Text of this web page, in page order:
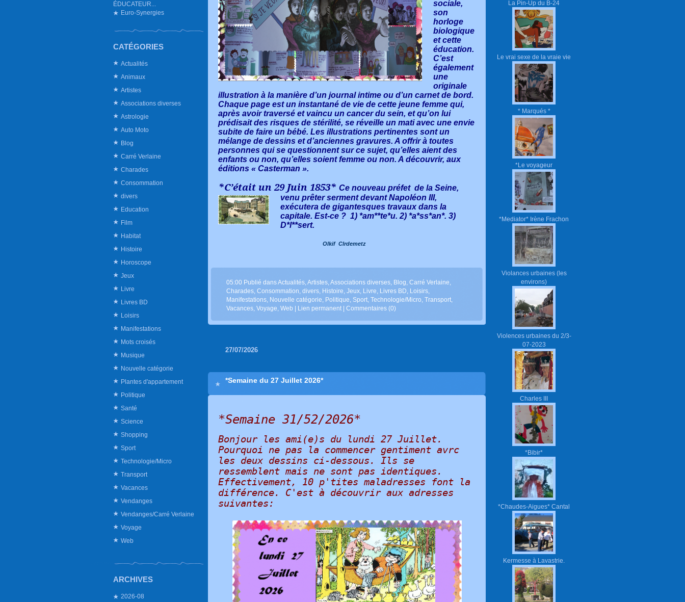
ÉDUCATEUR...
Euro-Synergies
CATÉGORIES
Actualités
Animaux
Artistes
Associations diverses
Astrologie
Auto Moto
Blog
Carré Verlaine
Charades
Consommation
divers
Education
Film
Habitat
Histoire
Horoscope
Jeux
Livre
Livres BD
Loisirs
Manifestations
Mots croisés
Musique
Nouvelle catégorie
Plantes d'appartement
Politique
Santé
Science
Shopping
Sport
Technologie/Micro
Transport
Vacances
Vendanges
Vendanges/Carré Verlaine
Voyage
Web
ARCHIVES
2026-08
La Pin-Up du B-24
Le vrai sexe de la vraie vie
* Marqués *
*Le voyageur
*Mediator* Irène Frachon
Violances urbaines (les
environs)
Violences urbaines du 2/3-
07-2023
Charles III
*Bibir*
*Chaudes-Aigues* Cantal
Kermesse à Lavastrie.
sociale,
son
horloge
biologique
et cette
éducation.
C’est
également
une
originale
illustration à la manière d’un journal intime ou d’un carnet de bord.
Chaque page est un instantané de vie de cette jeune femme qui,
après avoir traversé et vaincu un cancer du sein, et qu’on lui
prédisait des risques de stérilité, se réveille un mati avec une envie
subite de faire un bébé. Les illustrations pertinentes sont un
mélange de dessins et d’anciennes gravures. A offrir à toutes
personnes qui se questionnent sur ce sujet, qu’elles aient des
enfants ou non, qu’elles soient femme ou non. A découvrir, aux
éditions « Casterman ».
*C’était un 29 Juin 1853* Ce nouveau préfet de la Seine,
venu prêter sermentdevant Napoléon III,
exécutera de gigantesques travaux dans la
capitale. Est-ce ? 1) *am**te*u. 2) *a*ss*an*. 3)
D*l**sert.
Olkif Clrdemetz
05:00 Publié dansActualités Artistes Associations diverses Blog Carré Verlaine
Charades Consommation divers Histoire Jeux Livre Livres BD Loisirs
Manifestations
Nouvelle catégorie Politique Sport Technologie/Micro Transport
Vacances Voyage Web Lien permanent Commentaires (0)
27/07/2026
*Semaine du 27 Juillet 2026*
*Semaine 31/52/2026*
Bonjour les ami(e)s du lundi 27 Juillet.
Pourquoi ne pas la commencer gentiment avrc
les deux dessins ci-dessous. Ils se
ressemblent mais ne sont pas identiques.
Effectivement, 10 p'tites maladresses font la
différence. C'est à découvrir aux adresses
suivantes: